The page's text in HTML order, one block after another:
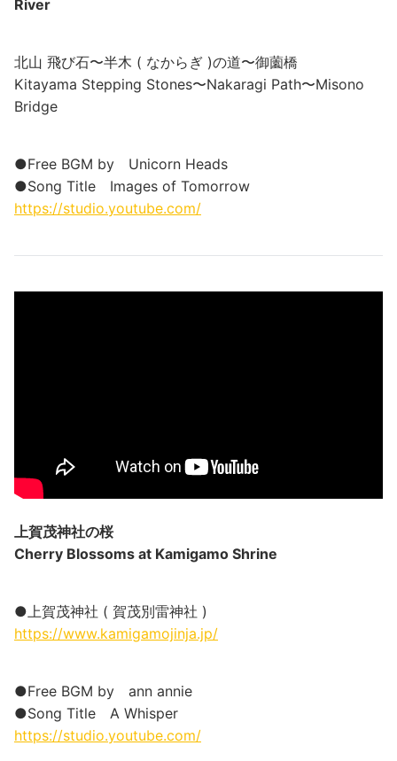
River
北山 飛び石〜半木 ( なからぎ )の道〜御薗橋
Kitayama Stepping Stones〜Nakaragi Path〜Misono
Bridge
●Free BGM by Unicorn Heads
●Song Title Images of Tomorrow
https://studio.youtube.com/​
上賀茂神社の桜
Cherry Blossoms at Kamigamo Shrine
●上賀茂神社 ( 賀茂別雷神社 )
https://www.kamigamojinja.jp/
●Free BGM by ann annie
●Song Title A Whisper
https://studio.youtube.com/​